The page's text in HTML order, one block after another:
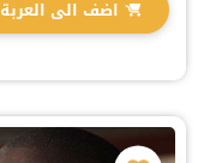
اضف الى العربة